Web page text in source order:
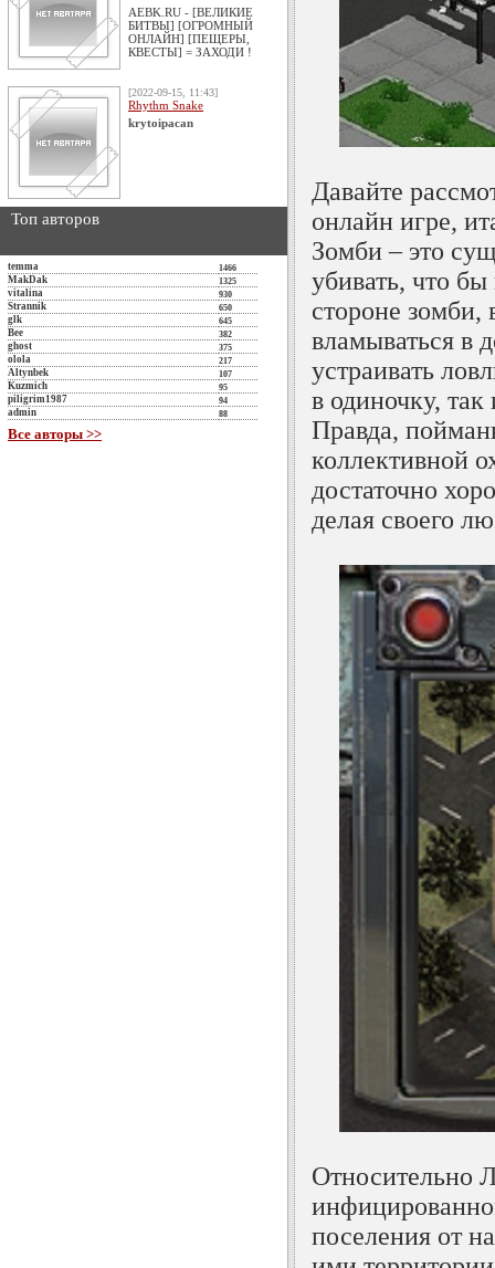
AEBK.RU - [ВЕЛИКИЕ
БИТВЫ] [ОГРОМНЫЙ
ОНЛАЙН] [ПЕЩЕРЫ,
КВЕСТЫ] = ЗАХОДИ !
[2022-09-15, 11:43]
Rhythm Snake
krytoipacan
Топ авторов
temma 1466
MakDak 1325
vitalina 930
Strannik 650
glk 645
Bee 382
ghost 375
olola 217
Altynbek 107
Kuzmich 95
piligrim1987 94
admin 88
Все авторы >>
Давайте
онлайн игре,
Зомби – это
убивать, что
стороне зомби,
вламываться в
устраивать
в одиночку,
Правда,
коллективной
достаточно
делая своего
Относительно
поселения от